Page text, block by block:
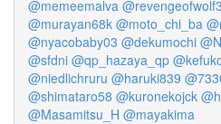
@memeemalva
@murayan68k @moto_chi_ba
@nyacobaby03 @dekumochi
@sfdni @qp_hazaya_qp
@niedlichruru @haruki839
@shimataro58 @kuronekojck
@Masamitsu_H @mayakima